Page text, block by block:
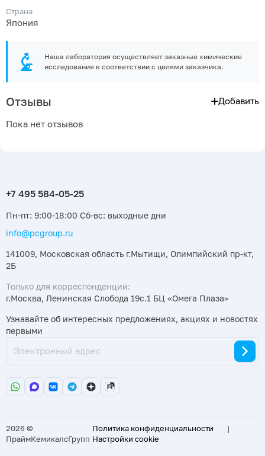
Страна
Япония
Наша лаборатория осуществляет заказные химические
исследования в соответствии с целями заказчика.
Отзывы Добавить
Пока нет отзывов
Пн-пт: 9:00-18:00 Сб-вс: выходные дни
info@pcgroup.ru
141009, Московская область г.Мытищи, Олимпийский пр-кт,
2Б
Только для корреспонденции:
г.Москва, Ленинская Слобода 19с.1 БЦ «Омега Плаза»
Узнавайте об интересных предложениях, акциях и новостях
первыми
2026 ©
ПраймКемикалсГрупп
Политика конфиденциальности
|
Настройки cookie